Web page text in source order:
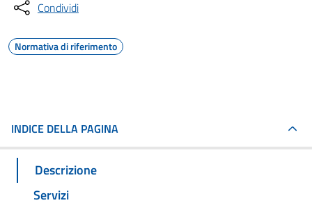
Condividi
Normativa di riferimento
INDICE DELLA PAGINA
Descrizione
Servizi